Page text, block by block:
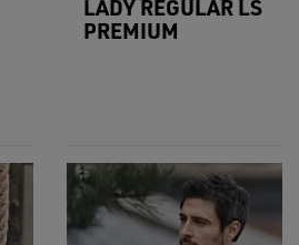
LADY REGULAR LS
PREMIUM